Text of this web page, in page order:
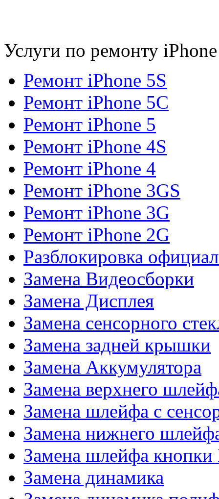
Услуги по ремонту iPhone
Ремонт iPhone 5S
Ремонт iPhone 5C
Ремонт iPhone 5
Ремонт iPhone 4S
Ремонт iPhone 4
Ремонт iPhone 3GS
Ремонт iPhone 3G
Ремонт iPhone 2G
Разблокировка
Замена Видеосборки
Замена Дисплея
Замена сенсорного
Замена задней крышки
Замена Аккумулятора
Замена верхнего
Замена шлейфа с
Замена нижнего
Замена шлейфа кнопки
Замена динамика